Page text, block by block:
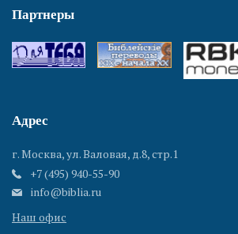
Партнеры
Адрес
г. Москва, ул. Валовая, д.8, стр.1
+7 (495) 940-55-90
info@biblia.ru
Наш офис